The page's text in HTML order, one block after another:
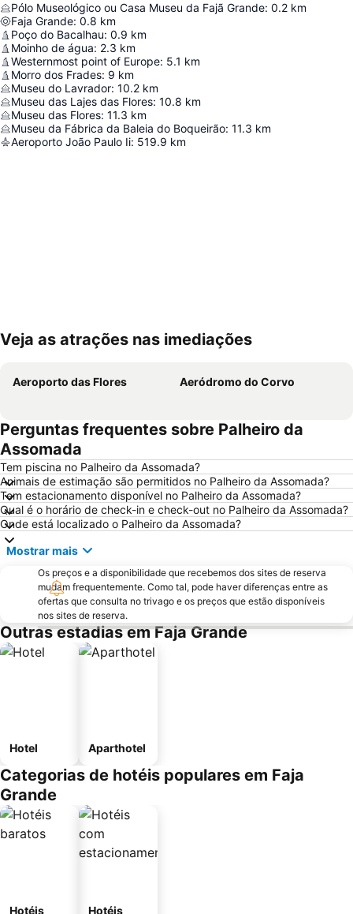
Pólo Museológico ou Casa Museu da Fajã Grande: 0.2 km
Faja Grande: 0.8 km
Poço do Bacalhau: 0.9 km
Moinho de água: 2.3 km
Westernmost point of Europe: 5.1 km
Morro dos Frades: 9 km
Museu do Lavrador: 10.2 km
Museu das Lajes das Flores: 10.8 km
Museu das Flores: 11.3 km
Museu da Fábrica da Baleia do Boqueirão: 11.3 km
Aeroporto João Paulo Ii: 519.9 km
Ampliar mapa
Veja as atrações nas imediações
Aeroporto das Flores Aeródromo do Corvo
Perguntas frequentes sobre Palheiro da
Assomada
Tem piscina no Palheiro da Assomada?
Animais de estimação são permitidos no Palheiro da Assomada?
Tem estacionamento disponível no Palheiro da Assomada?
Qual é o horário de check-in e check-out no Palheiro da Assomada?
Onde está localizado o Palheiro da Assomada?
Mostrar mais
Os preços e a disponibilidade que recebemos dos sites de reserva
mudam frequentemente. Como tal, pode haver diferenças entre as
ofertas que consulta no trivago e os preços que estão disponíveis
nos sites de reserva.
Outras estadias em Faja Grande
Hotel Aparthotel
Categorias de hotéis populares em Faja
Grande
Hotéis
Hotéis